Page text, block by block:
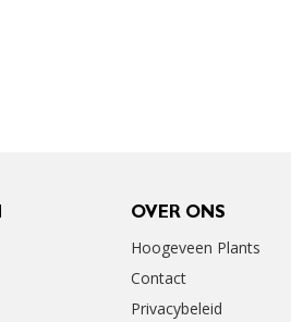
OVER ONS
Hoogeveen Plants
Contact
Privacybeleid